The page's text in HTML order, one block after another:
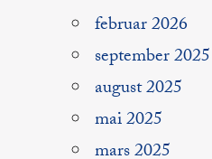
februar 2026
september 2025
august 2025
mai 2025